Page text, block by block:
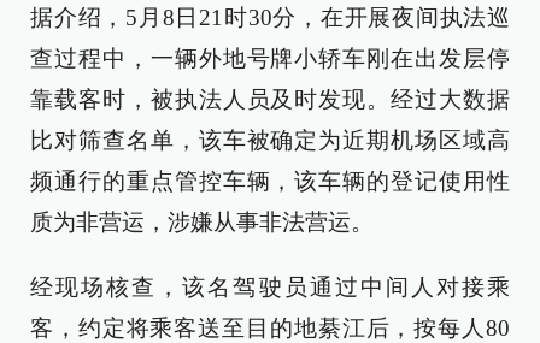
据介绍，5月8日21时30分，在开展夜间执法巡
查过程中，一辆外地号牌小轿车刚在出发层停
靠载客时，被执法人员及时发现。经过大数据
比对筛查名单，该车被确定为近期机场区域高
频通行的重点管控车辆，该车辆的登记使用性
质为非营运，涉嫌从事非法营运。
经现场核查，该名驾驶员通过中间人对接乘
客，约定将乘客送至目的地綦江后，按每人80